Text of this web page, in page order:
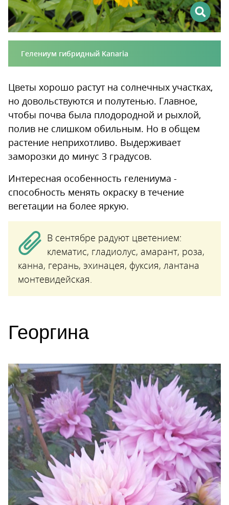
Гелениум гибридный Kanaria
Цветы хорошо растут на солнечных участках,
но довольствуются и полутенью. Главное,
чтобы почва была плодородной и рыхлой,
полив не слишком обильным. Но в общем
растение неприхотливо. Выдерживает
заморозки до минус 3 градусов.
Интересная особенность гелениума -
способность менять окраску в течение
вегетации на более яркую.
В сентябре радуют цветением:
клематис, гладиолус, амарант, роза,
канна, герань, эхинацея, фуксия, лантана
монтевидейская.
Георгина